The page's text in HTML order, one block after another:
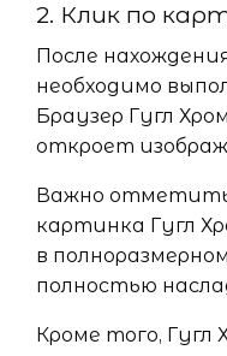
2. Клик по
После
необходимо
Браузер Гугл
откроет
Важно
картинка Гугл
в
полностью
Кроме того, Гугл